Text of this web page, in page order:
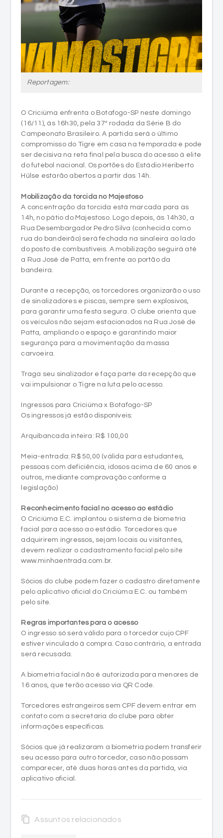
Reportagem:
O Criciúma enfrenta o Botafogo-SP neste domingo
compromisso do Tigre em casa na temporada e pode
ser decisiva na reta final pela busca do acesso à elite
do futebol nacional. Os portões do Estádio Heriberto
Hülse estarão abertos a partir das 14h.
Mobilização da torcida no Majestoso
A concentração da torcida está marcada para as
Rua Desembargador Pedro Silva (conhecida como
rua do bandeirão) será fechada na sinaleira ao lado
do posto de combustíveis. A mobilização seguirá até
a Rua José de Patta, em frente ao portão da
bandeira.
Durante a recepção, os torcedores organizarão o uso
de sinalizadores e piscas, sempre sem explosivos,
os veículos não sejam estacionados na Rua José de
Patta, ampliando o espaço e garantindo maior
segurança para a movimentação da massa
carvoeira.
Traga seu sinalizador e faça parte da recepção que
vai impulsionar o Tigre na luta pelo acesso.
Ingressos para Criciúma x Botafogo-SP
Os ingressos já estão disponíveis:
Arquibancada inteira: R$ 100,00
pessoas com deficiência, idosos acima de 60 anos e
legislação)
Reconhecimento facial no acesso ao estádio
O Criciúma E.C. implantou o sistema de biometria
adquirirem ingressos, sejam locais ou visitantes,
devem realizar o cadastramento facial pelo site
www.minhaentrada.com.br.
Sócios do clube podem fazer o cadastro diretamente
pelo aplicativo oficial do Criciúma E.C. ou também
Regras importantes para o acesso
O ingresso só será válido para o torcedor cujo CPF
será recusada.
A biometria facial não é autorizada para menores de
16 anos, que terão acesso via QR Code.
Torcedores estrangeiros sem CPF devem entrar em
contato com a secretaria do clube para obter
Sócios que já realizaram a biometria podem transferir
seu acesso para outro torcedor, caso não possam
aplicativo oficial.